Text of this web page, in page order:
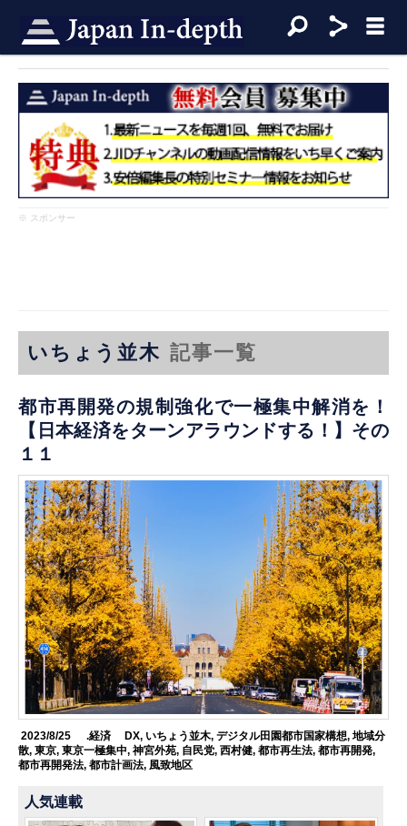
※ スポンサー
いちょう並木 記事一覧
都市再開発の規制強化で一極集中解消を！
【日本経済をターンアラウンドする！】その
１１
2023/8/25 .経済 DX, いちょう並木, デジタル田園都市国家構想, 地域分
散,東京,東京一極集中,神宮外苑, 自民党,西村健,都市再生法,都市再開発,
都市再開発法,都市計画法, 風致地区
人気連載